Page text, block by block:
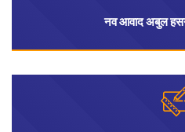
नव आवाद अबुल